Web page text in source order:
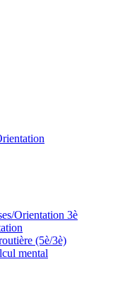
Orientation 3è
(5è/3è)
mental